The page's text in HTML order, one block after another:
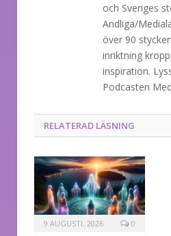
och Sveriges
Andliga/
över 90
inriktning
inspiration.
Podcasten
RELATERAD LÄSNING
9 AUGUSTI, 2026 0